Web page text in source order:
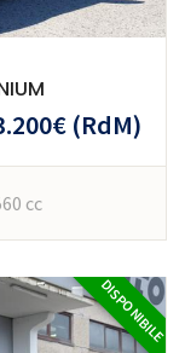
(RdM)
cc
DISPONIBILE